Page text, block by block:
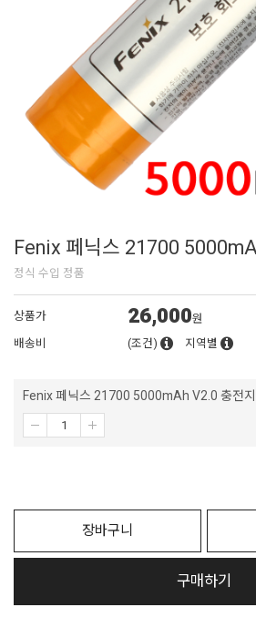
Fenix 페닉스 21700
정식 수입 정품
상품가 26,000원
배송비
(조건) 지역별
Fenix 페닉스 21700 5000mAh V2.0 충전지
장바구니
구매하기